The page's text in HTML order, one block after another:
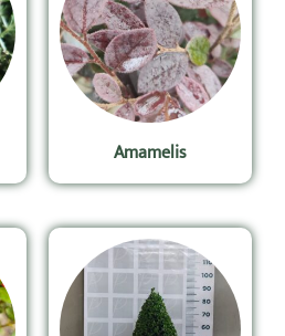
Amamelis